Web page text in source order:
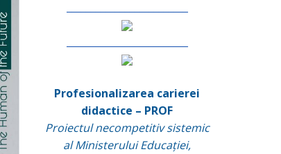
Profesionalizarea carierei
didactice – PROF
Proiectul necompetitiv sistemic
al Ministerului Educației,